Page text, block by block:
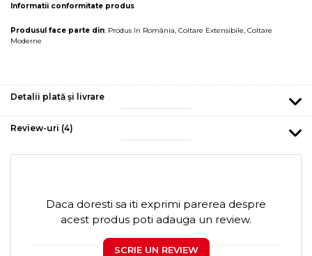
Informatii conformitate produs
Produsul face parte din: Produs în România Coltare Extensibile Coltare
Moderne
Detalii plată și livrare
Review-uri (4)
Daca doresti sa iti exprimi parerea despre
acest produs poti adauga un review.
SCRIE UN REVIEW